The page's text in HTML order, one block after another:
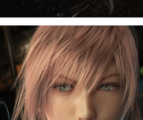
a AAA-kategóriás